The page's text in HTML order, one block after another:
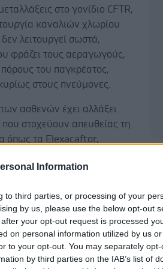
Information
to third parties, or processing of your
by us, please use the below opt-out
your opt-out request is processed
on personal information utilized by us
to your opt-out. You may separately
by third parties on the IAB’s list of
στο γονίδιο CFTR,
καναλιών χλωρίου
λειτουργεί σωστά,
φράζει τους αεραγωγούς,
του παγκρέατος,
στους πνεύμονες.
ασθενών έχει αλλάξει
στοχεύουν απευθείας τη
όπως τα Elexacaftor,
σημαντικά τις
ότι ο συνολικός αριθμός
2014 σε 41.397 το 2024.
σχεδόν σταθερός, ο
45%, από 17.266 σε